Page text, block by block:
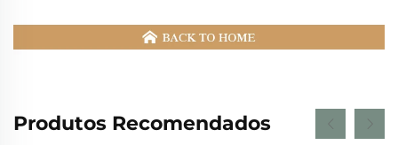
Produtos Recomendados